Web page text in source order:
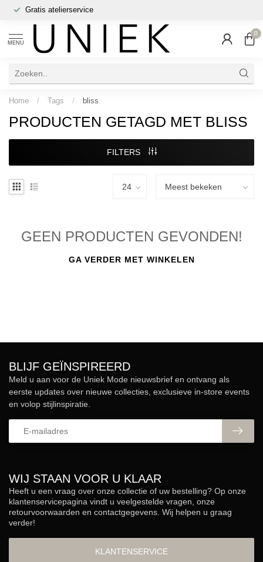
Gratis atelierservice
MENU
0
Home / Tags / bliss
PRODUCTEN GETAGD MET BLISS
FILTERS
GEEN PRODUCTEN GEVONDEN!
GA VERDER MET WINKELEN
WIJ STAAN VOOR U KLAAR
Heeft u een vraag over onze collectie of uw bestelling? Op onze
klantenservicepagina vindt u veelgestelde vragen, onze
retourvoorwaarden en contactgegevens. Wij helpen u graag
verder!
KLANTENSERVICE
BLIJF GEÏNSPIREERD
Meld u aan voor de Uniek Mode nieuwsbrief en ontvang als
eerste updates over nieuwe collecties, exclusieve in-store events
en volop stijlinspiratie.